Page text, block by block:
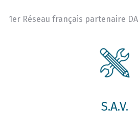
1er Réseau français partenaire
S.A.V.